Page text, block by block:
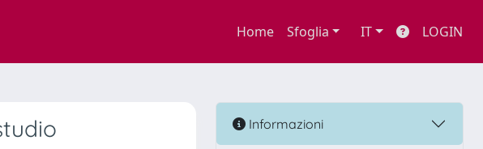
Home Sfoglia IT LOGIN
Informazioni